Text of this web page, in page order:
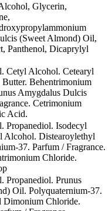
Glycerin,
(Sweet Almond) Oil,
Panthenol, Dicaprylyl
Cetyl Alcohol. Cetearyl
Butter. Behentrimonium
Amygdalus Dulcis
Cetrimonium
Acid.
Propanediol. Isodecyl
Alcohol. Distearoylethyl
37. Parfum / Fragrance.
Chloride.
Propanediol. Prunus
Oil. Polyquaternium-37.
Dimonium Chloride.